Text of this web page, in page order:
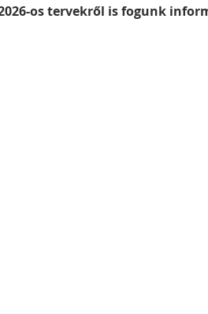
os tervekről is fogunk